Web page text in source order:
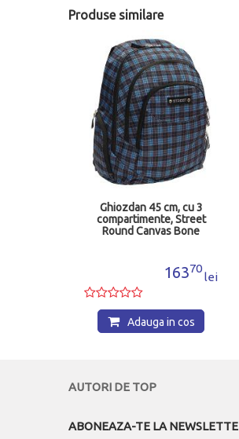
Produse similare
Ghiozdan 45 cm, cu 3
compartimente, Street
Round Canvas Bone
16370
lei
Adauga in cos
AUTORI DE TOP
ABONEAZA-TE LA